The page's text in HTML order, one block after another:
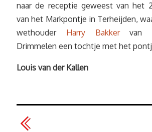
naar de receptie geweest van het
van het Markpontje in Terheijden,
wethouder Harry Bakkervan
Drimmelen een tochtje met het
Louis van der Kallen